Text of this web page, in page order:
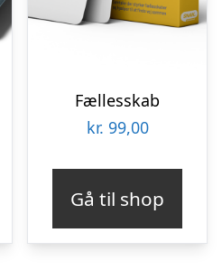
Fællesskab
kr. 99,00
Gå til shop